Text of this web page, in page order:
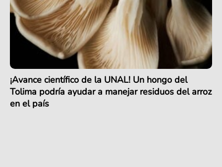
¡Avance científico de la UNAL! Un hongo del
Tolima podría ayudar a manejar residuos del arroz
en el país